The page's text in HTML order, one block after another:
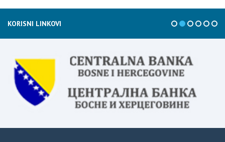
KORISNI LINKOVI